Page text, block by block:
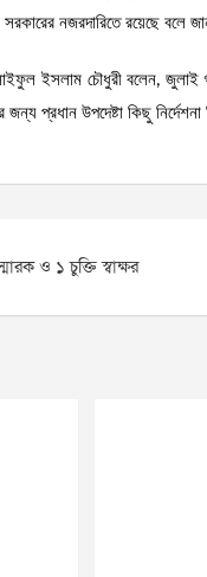
নজরদারিতে রয়েছে বলে
ইসলাম চৌধুরী বলেন, জুলাই
প্রধান উপদেষ্টা কিছু
ও ১ চুক্তি স্বাক্ষর